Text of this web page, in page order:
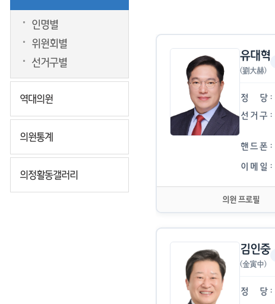
인명별
위원회별
선거구별
역대의원
의원통계
의정활동갤러리
유대혁
(劉大赫)
정 당
선 거 구
핸 드 폰
이 메 일
의원 프로필
김인중
(金寅中)
정 당